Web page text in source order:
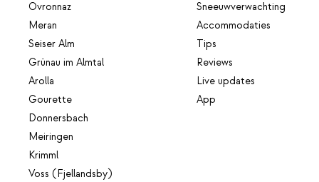
Ovronnaz
Meran
Seiser Alm
Grünau im Almtal
Arolla
Gourette
Donnersbach
Meiringen
Krimml
Voss (Fjellandsby)
Sneeuwverwachting
Accommodaties
Tips
Reviews
Live updates
App